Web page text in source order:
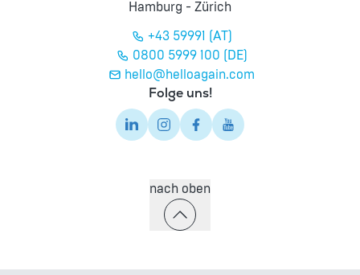
Hamburg - Zürich
+43 59991 (AT)
0800 5999 100 (DE)
hello@helloagain.com
Folge uns!
nach oben